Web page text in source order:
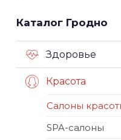
Каталог Гродно
Здоровье
Красота
Салоны
SPA-салоны